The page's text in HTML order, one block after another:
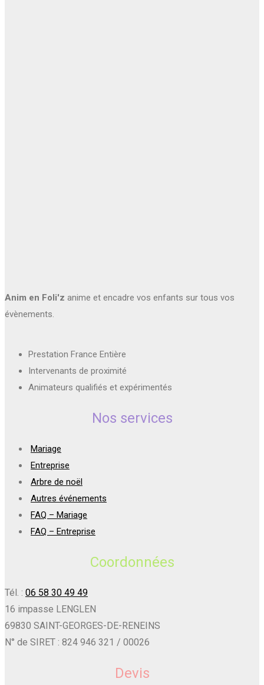
Anim en Foli'z anime et encadre vos enfants sur tous vos
évènements.
Prestation France Entière
Intervenants de proximité
Animateurs qualifiés et expérimentés
Nos services
Mariage
Entreprise
Arbre de noël
Autres événements
FAQ – Mariage
FAQ – Entreprise
Coordonnées
Tél. : 06 58 30 49 49
16 impasse LENGLEN
69830 SAINT-GEORGES-DE-RENEINS
N° de SIRET : 824 946 321 / 00026
Devis